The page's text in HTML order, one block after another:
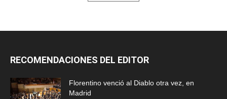
RECOMENDACIONES DEL EDITOR
Florentino venció al Diablo otra vez, en
Madrid